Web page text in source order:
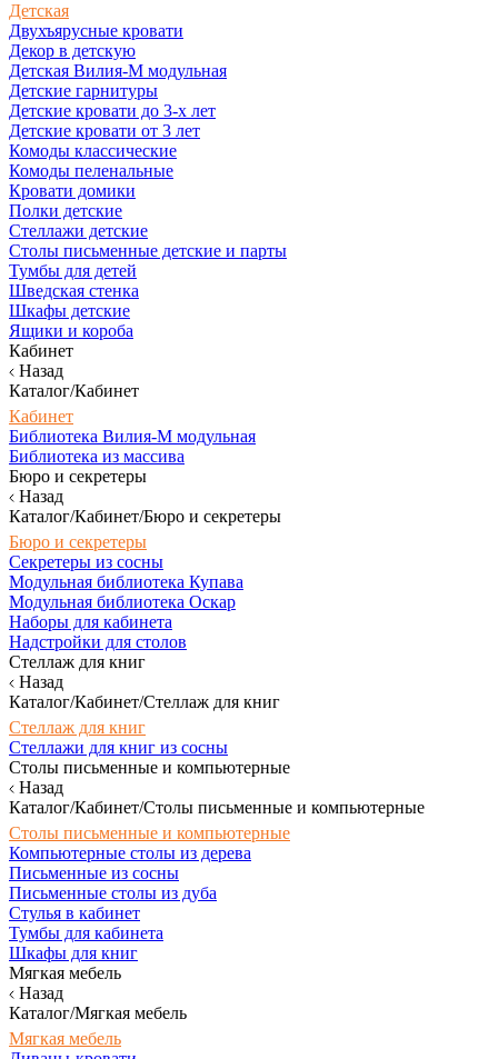
Детская
Двухъярусные кровати
Декор в детскую
Детская Вилия-М модульная
Детские гарнитуры
Детские кровати до 3-х лет
Детские кровати от 3 лет
Комоды классические
Комоды пеленальные
Кровати домики
Полки детские
Стеллажи детские
Столы письменные детские и парты
Тумбы для детей
Шведская стенка
Шкафы детские
Ящики и короба
Кабинет
Назад
Каталог/Кабинет
Кабинет
Библиотека Вилия-М модульная
Библиотека из массива
Бюро и секретеры
Назад
Каталог/Кабинет/Бюро и секретеры
Бюро и секретеры
Секретеры из сосны
Модульная библиотека Купава
Модульная библиотека Оскар
Наборы для кабинета
Надстройки для столов
Стеллаж для книг
Назад
Каталог/Кабинет/Стеллаж для книг
Стеллаж для книг
Стеллажи для книг из сосны
Столы письменные и компьютерные
Назад
Каталог/Кабинет/Столы письменные и компьютерные
Столы письменные и компьютерные
Компьютерные столы из дерева
Письменные из сосны
Письменные столы из дуба
Стулья в кабинет
Тумбы для кабинета
Шкафы для книг
Мягкая мебель
Назад
Каталог/Мягкая мебель
Мягкая мебель